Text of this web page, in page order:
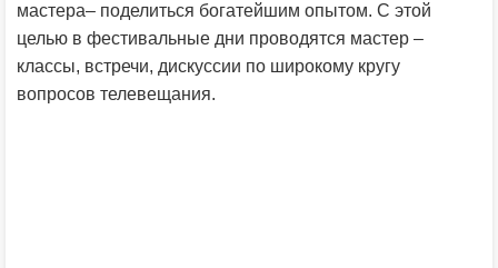
мастера– поделиться богатейшим опытом. С этой
целью в фестивальные дни проводятся мастер –
классы, встречи, дискуссии по широкому кругу
вопросов телевещания.